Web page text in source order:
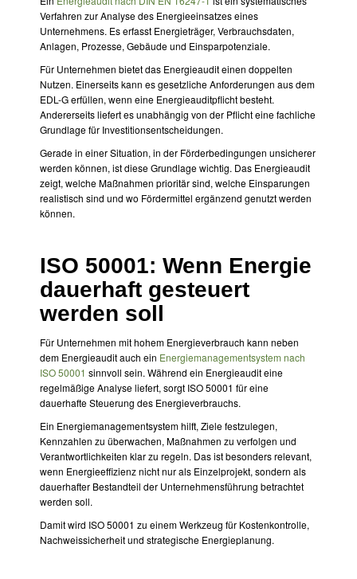
Verfahren zur Analyse des Energieeinsatzes eines
Unternehmens. Es erfasst Energieträger, Verbrauchsdaten,
Anlagen, Prozesse, Gebäude und Einsparpotenziale.
Für Unternehmen bietet das Energieaudit einen doppelten
Nutzen. Einerseits kann es gesetzliche Anforderungen aus dem
EDL-G erfüllen, wenn eine Energieauditpflicht besteht.
Andererseits liefert es unabhängig von der Pflicht eine fachliche
Grundlage für Investitionsentscheidungen.
Gerade in einer Situation, in der Förderbedingungen unsicherer
werden können, ist diese Grundlage wichtig. Das Energieaudit
zeigt, welche Maßnahmen prioritär sind, welche Einsparungen
realistisch sind und wo Fördermittel ergänzend genutzt werden
können.
ISO 50001: Wenn Energie
dauerhaft gesteuert
werden soll
Für Unternehmen mit hohem Energieverbrauch kann neben
dem Energieaudit auch ein Energiemanagementsystem nach
ISO 50001 sinnvoll sein. Während ein Energieaudit eine
regelmäßige Analyse liefert, sorgt ISO 50001 für eine
dauerhafte Steuerung des Energieverbrauchs.
Ein Energiemanagementsystem hilft, Ziele festzulegen,
Kennzahlen zu überwachen, Maßnahmen zu verfolgen und
Verantwortlichkeiten klar zu regeln. Das ist besonders relevant,
wenn Energieeffizienz nicht nur als Einzelprojekt, sondern als
dauerhafter Bestandteil der Unternehmensführung betrachtet
werden soll.
Damit wird ISO 50001 zu einem Werkzeug für Kostenkontrolle,
Nachweissicherheit und strategische Energieplanung.